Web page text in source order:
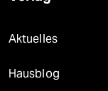
Aktuelles
Hausblog